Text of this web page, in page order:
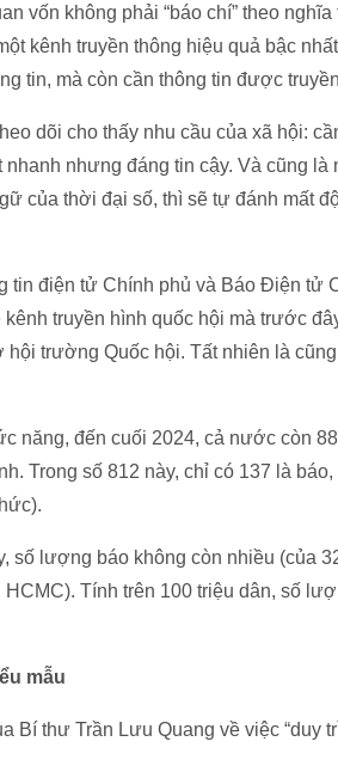
vốn không phải “báo chí” theo
kênh truyền thông hiệu quả bậc
tin, mà còn cần thông tin được
dõi cho thấy nhu cầu của xã hội:
nhanh nhưng đáng tin cậy. Và cũng
của thời đại số, thì sẽ tự đánh mất
tin điện tử Chính phủ và Báo Điện tử
kênh truyền hình quốc hội mà trước
hội trường Quốc hội. Tất nhiên là
năng, đến cuối 2024, cả nước còn
Trong số 812 này, chỉ có 137 là
số lượng báo không còn nhiều (của
Tính trên 100 triệu dân, số
mẫu
Bí thư Trần Lưu Quang về việc “duy